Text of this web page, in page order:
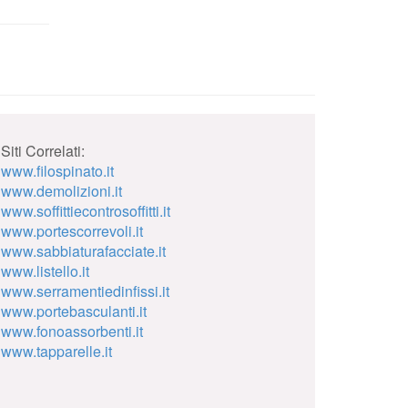
Siti Correlati:
www.filospinato.it
www.demolizioni.it
www.soffittiecontrosoffitti.it
www.portescorrevoli.it
www.sabbiaturafacciate.it
www.listello.it
www.serramentiedinfissi.it
www.portebasculanti.it
www.fonoassorbenti.it
www.tapparelle.it